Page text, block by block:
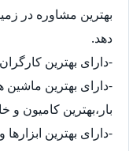
بهترین مشاوره در
دهد.
-دارای بهترین
-دارای بهترین ماشین
بار،بهترین کامیون و
-دارای بهترین ابزارها